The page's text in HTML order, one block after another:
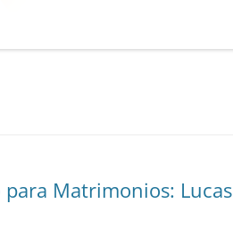
Matrimonios: Lucas